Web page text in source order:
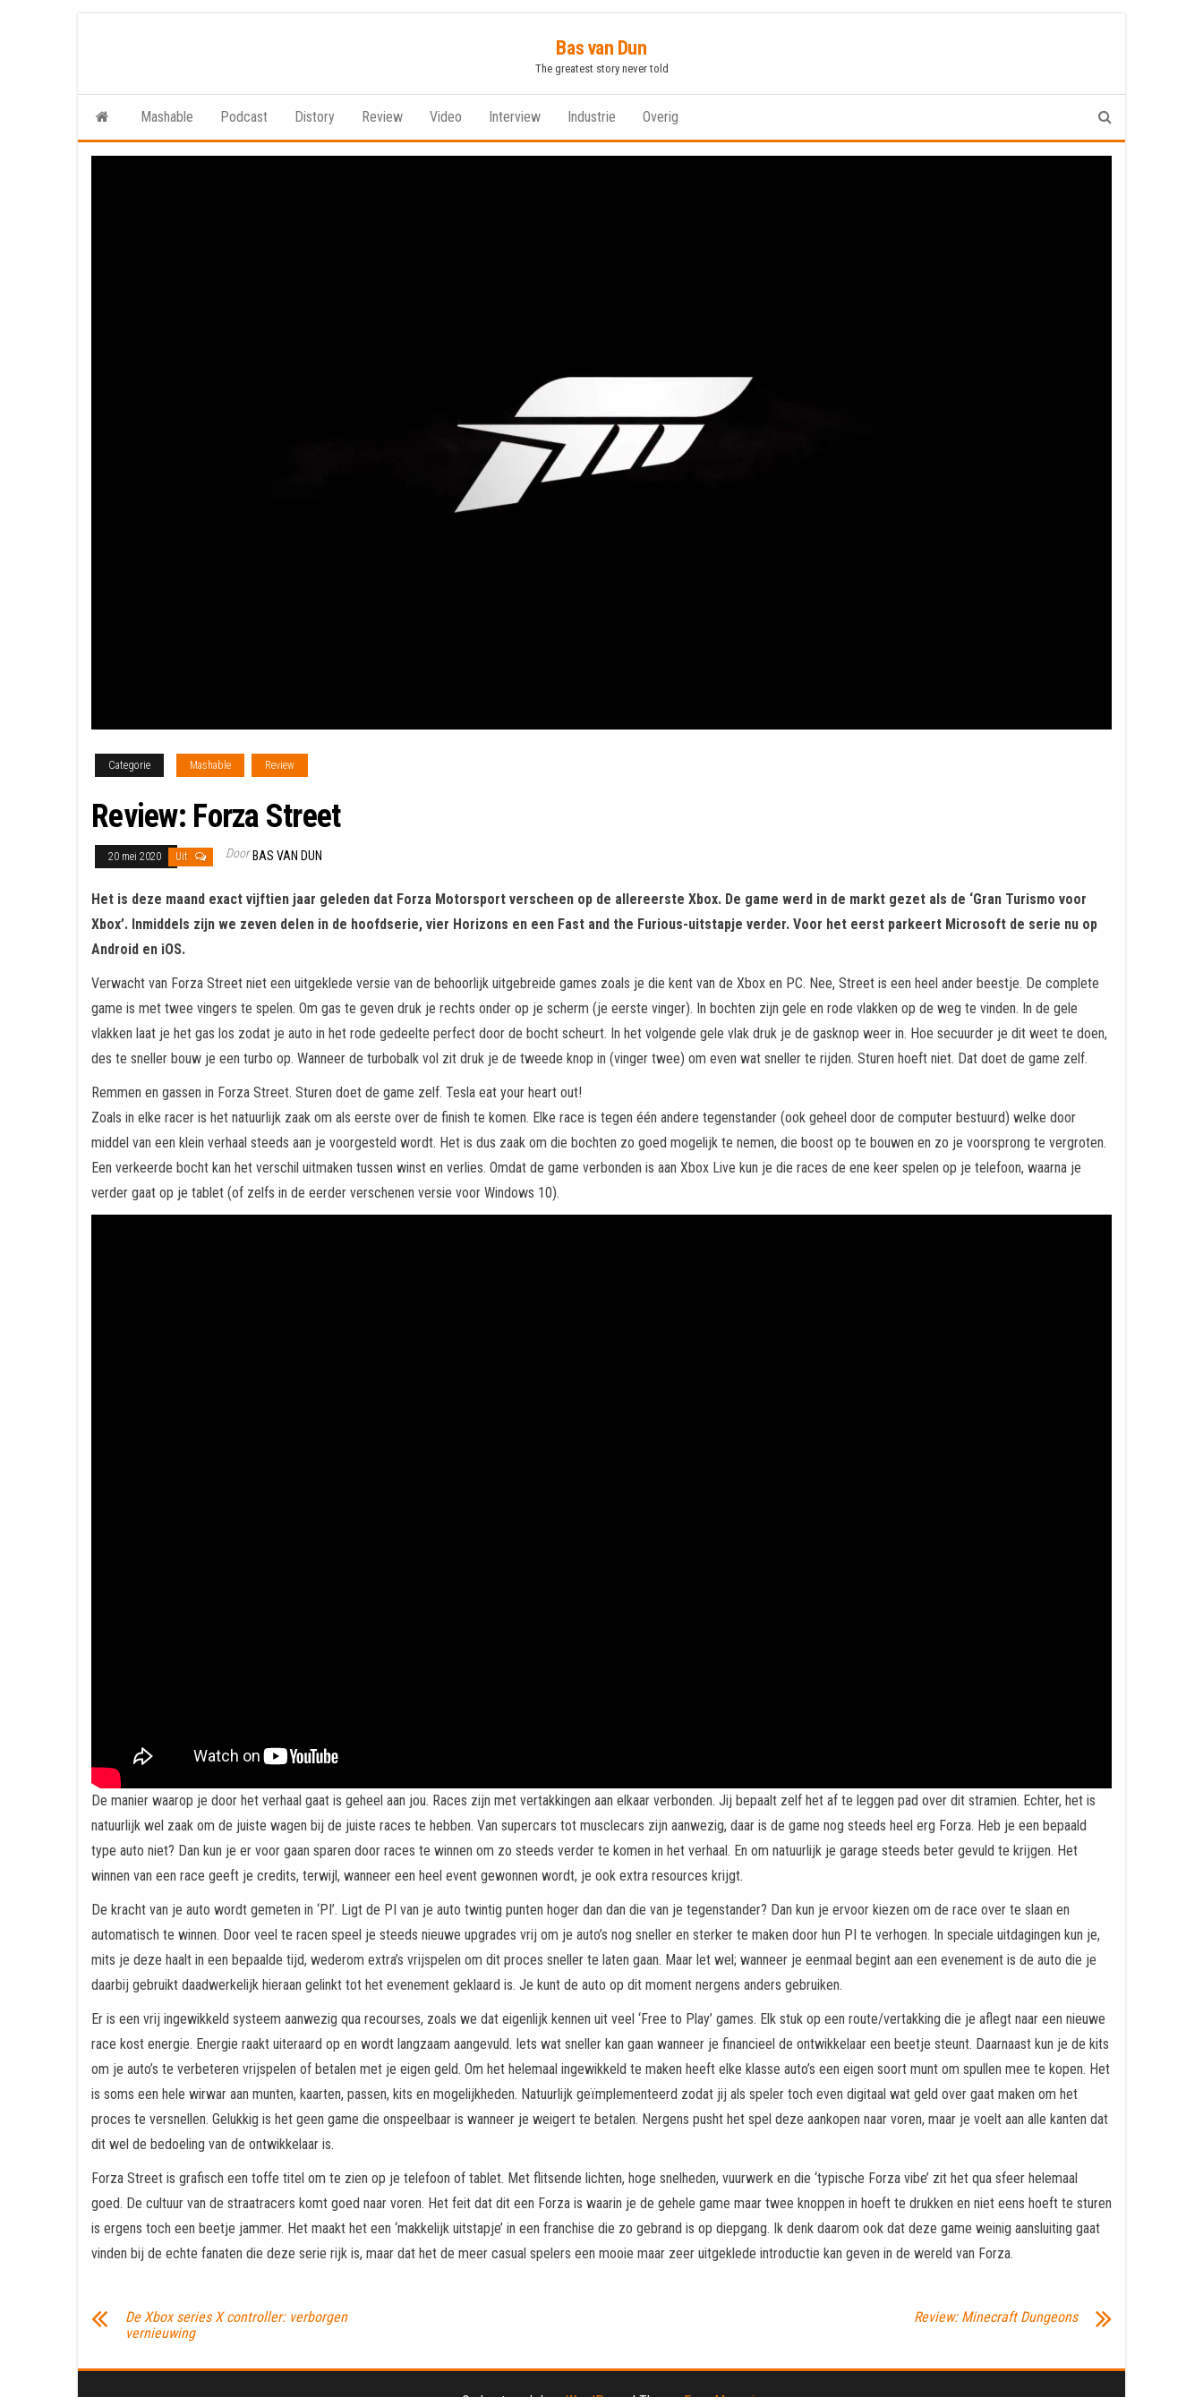
inhoud
Bas van Dun
The greatest story never told
Mashable Podcast Distory Review Video Interview Industrie Overig
Categorie Mashable Review
Review: Forza Street
20 mei 2020 Uit Door BAS VAN DUN
Het is deze maand exact vijftien jaar geleden dat Forza Motorsport verscheen op de allereerste Xbox. De game werd in de markt gezet als de ‘Gran Turismo voor
Xbox’. Inmiddels zijn we zeven delen in de hoofdserie, vier Horizons en een Fast and the Furious-uitstapje verder. Voor het eerst parkeert Microsoft de serie nu op
Android en iOS.
Verwacht van Forza Street niet een uitgeklede versie van de behoorlijk uitgebreide games zoals je die kent van de Xbox en PC. Nee, Street is een heel ander beestje. De complete
game is met twee vingers te spelen. Om gas te geven druk je rechts onder op je scherm (je eerste vinger). In bochten zijn gele en rode vlakken op de weg te vinden. In de gele
vlakken laat je het gas los zodat je auto in het rode gedeelte perfect door de bocht scheurt. In het volgende gele vlak druk je de gasknop weer in. Hoe secuurder je dit weet te doen,
des te sneller bouw je een turbo op. Wanneer de turbobalk vol zit druk je de tweede knop in (vinger twee) om even wat sneller te rijden. Sturen hoeft niet. Dat doet de game zelf.
Remmen en gassen in Forza Street. Sturen doet de game zelf. Tesla eat your heart out!
Zoals in elke racer is het natuurlijk zaak om als eerste over de finish te komen. Elke race is tegen één andere tegenstander (ook geheel door de computer bestuurd) welke door
middel van een klein verhaal steeds aan je voorgesteld wordt. Het is dus zaak om die bochten zo goed mogelijk te nemen, die boost op te bouwen en zo je voorsprong te vergroten.
Een verkeerde bocht kan het verschil uitmaken tussen winst en verlies. Omdat de game verbonden is aan Xbox Live kun je die races de ene keer spelen op je telefoon, waarna je
verder gaat op je tablet (of zelfs in de eerder verschenen versie voor Windows 10).
De manier waarop je door het verhaal gaat is geheel aan jou. Races zijn met vertakkingen aan elkaar verbonden. Jij bepaalt zelf het af te leggen pad over dit stramien. Echter, het is
natuurlijk wel zaak om de juiste wagen bij de juiste races te hebben. Van supercars tot musclecars zijn aanwezig, daar is de game nog steeds heel erg Forza. Heb je een bepaald
type auto niet? Dan kun je er voor gaan sparen door races te winnen om zo steeds verder te komen in het verhaal. En om natuurlijk je garage steeds beter gevuld te krijgen. Het
winnen van een race geeft je credits, terwijl, wanneer een heel event gewonnen wordt, je ook extra resources krijgt.
De kracht van je auto wordt gemeten in ‘PI’. Ligt de PI van je auto twintig punten hoger dan dan die van je tegenstander? Dan kun je ervoor kiezen om de race over te slaan en
automatisch te winnen. Door veel te racen speel je steeds nieuwe upgrades vrij om je auto’s nog sneller en sterker te maken door hun PI te verhogen. In speciale uitdagingen kun je,
mits je deze haalt in een bepaalde tijd, wederom extra’s vrijspelen om dit proces sneller te laten gaan. Maar let wel; wanneer je eenmaal begint aan een evenement is de auto die je
daarbij gebruikt daadwerkelijk hieraan gelinkt tot het evenement geklaard is. Je kunt de auto op dit moment nergens anders gebruiken.
Er is een vrij ingewikkeld systeem aanwezig qua recourses, zoals we dat eigenlijk kennen uit veel ‘Free to Play’ games. Elk stuk op een route/vertakking die je aflegt naar een nieuwe
race kost energie. Energie raakt uiteraard op en wordt langzaam aangevuld. Iets wat sneller kan gaan wanneer je financieel de ontwikkelaar een beetje steunt. Daarnaast kun je de kits
om je auto’s te verbeteren vrijspelen of betalen met je eigen geld. Om het helemaal ingewikkeld te maken heeft elke klasse auto’s een eigen soort munt om spullen mee te kopen. Het
is soms een hele wirwar aan munten, kaarten, passen, kits en mogelijkheden. Natuurlijk geïmplementeerd zodat jij als speler toch even digitaal wat geld over gaat maken om het
proces te versnellen. Gelukkig is het geen game die onspeelbaar is wanneer je weigert te betalen. Nergens pusht het spel deze aankopen naar voren, maar je voelt aan alle kanten dat
dit wel de bedoeling van de ontwikkelaar is.
Forza Street is grafisch een toffe titel om te zien op je telefoon of tablet. Met flitsende lichten, hoge snelheden, vuurwerk en die ‘typische Forza vibe’ zit het qua sfeer helemaal
goed. De cultuur van de straatracers komt goed naar voren. Het feit dat dit een Forza is waarin je de gehele game maar twee knoppen in hoeft te drukken en niet eens hoeft te sturen
is ergens toch een beetje jammer. Het maakt het een ‘makkelijk uitstapje’ in een franchise die zo gebrand is op diepgang. Ik denk daarom ook dat deze game weinig aansluiting gaat
vinden bij de echte fanaten die deze serie rijk is, maar dat het de meer casual spelers een mooie maar zeer uitgeklede introductie kan geven in de wereld van Forza.
De Xbox series X controller: verborgen
vernieuwing
Review: Minecraft Dungeons
Ondersteund doorWordPress |Thema:Envo Magazine